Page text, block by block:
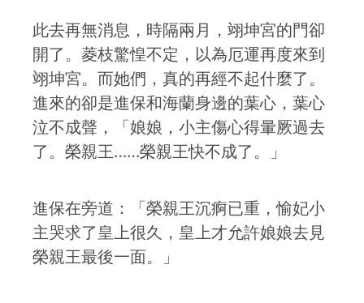
此去再無消息，時隔兩月，翊坤宮的門卻
開了。菱枝驚惶不定，以為厄運再度來到
翊坤宮。而她們，真的再經不起什麼了。
進來的卻是進保和海蘭身邊的葉心，葉心
泣不成聲，「娘娘，小主傷心得暈厥過去
了。榮親王……榮親王快不成了。」
進保在旁道：「榮親王沉痾已重，愉妃小
主哭求了皇上很久，皇上才允許娘娘去見
榮親王最後一面。」